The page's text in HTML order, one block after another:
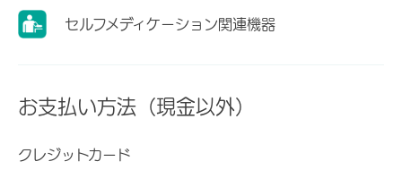
セルフメディケーション関連機器
お支払い方法（現金以外）
クレジットカード